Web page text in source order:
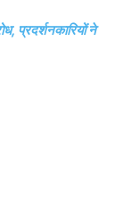
प्रदर्शनकारियों ने